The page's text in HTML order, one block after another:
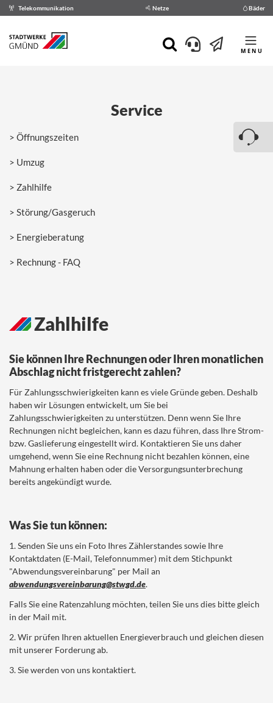
Telekommunikation Netze Bäder
MENU
Zahlhilfe
Sie können Ihre Rechnungen oder Ihren monatlichen
Abschlag nicht fristgerecht zahlen?
Für Zahlungsschwierigkeiten kann es viele Gründe geben. Deshalb
haben wir Lösungen entwickelt, um Sie bei
Zahlungsschwierigkeiten zu unterstützen. Denn wenn Sie Ihre
Rechnungen nicht begleichen, kann es dazu führen, dass Ihre Strom-
bzw. Gaslieferung eingestellt wird. Kontaktieren Sie uns daher
umgehend, wenn Sie eine Rechnung nicht bezahlen können, eine
Mahnung erhalten haben oder die Versorgungsunterbrechung
bereits angekündigt wurde.
Was Sie tun können:
1. Senden Sie uns ein Foto Ihres Zählerstandes sowie Ihre
Kontaktdaten (E-Mail, Telefonnummer) mit dem Stichpunkt
"Abwendungsvereinbarung" per Mail an
abwendungsvereinbarung@stwgd.de.
Falls Sie eine Ratenzahlung möchten, teilen Sie uns dies bitte gleich
in der Mail mit.
2. Wir prüfen Ihren aktuellen Energieverbrauch und gleichen diesen
mit unserer Forderung ab.
3. Sie werden von uns kontaktiert.
Service
Öffnungszeiten
Umzug
Zahlhilfe
Störung/Gasgeruch
Energieberatung
Rechnung - FAQ